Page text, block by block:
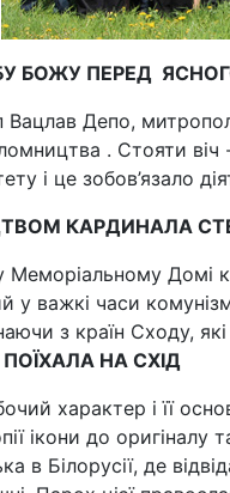
БОЖУ ПЕРЕД
Вацлав Депо,
. Стояти
і це зобов’язало
КАРДИНАЛА
у Меморіальному
у важкі часи
з країн Сходу,
НА СХІД
характер і її
ікони до оригіналу
в Білорусії, де